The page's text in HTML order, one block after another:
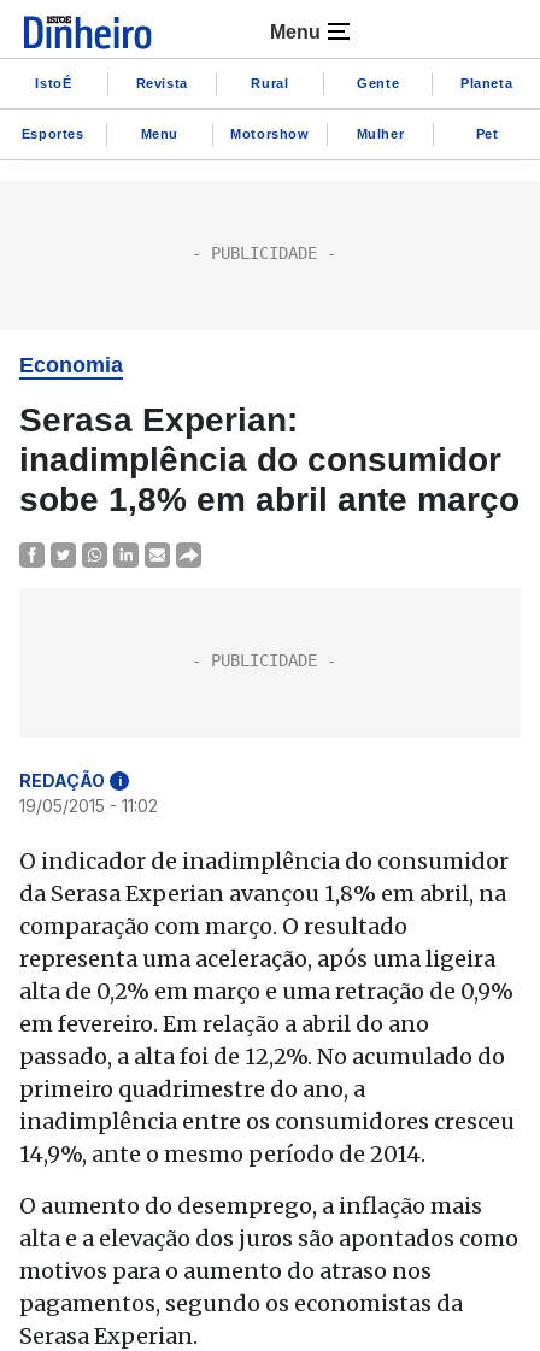
Menu
IstoÉ Revista Rural Gente Planeta
Esportes Menu Motorshow Mulher Pet
Economia
Serasa Experian:
inadimplência do consumidor
sobe 1,8% em abril ante março
REDAÇÃO i
19/05/2015 - 11:02
O indicador de inadimplência do consumidor
da Serasa Experian avançou 1,8% em abril, na
comparação com março. O resultado
representa uma aceleração, após uma ligeira
alta de 0,2% em março e uma retração de 0,9%
em fevereiro. Em relação a abril do ano
passado, a alta foi de 12,2%. No acumulado do
primeiro quadrimestre do ano, a
inadimplência entre os consumidores cresceu
14,9%, ante o mesmo período de 2014.
O aumento do desemprego, a inflação mais
alta e a elevação dos juros são apontados como
motivos para o aumento do atraso nos
pagamentos, segundo os economistas da
Serasa Experian.